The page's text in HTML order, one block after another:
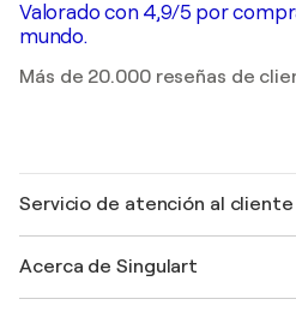
Valorado con 4,9/5 por
mundo.
Más de 20.000 reseñas de
Servicio de atención al cliente
Envío
Acerca de Singulart